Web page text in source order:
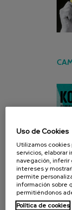
Uso de Cookies
Utilizamos cookies
servicios, elaborar
navegación, inferir
intereses y
permite
información sobre
permitiéndonos
Política de cookies